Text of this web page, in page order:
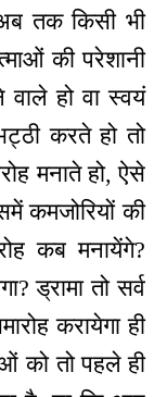
तक किसी भी
की परेशानी
वाले हो वा स्वयं
करते हो तो
मनाते हो, ऐसे
कमजोरियों की
कब मनायेंगे?
ड्रामा तो सर्व
करायेगा ही
को तो पहले ही